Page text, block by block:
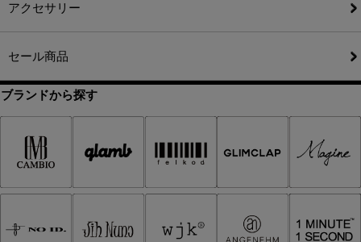
アクセサリー
セール商品
ブランドから探す